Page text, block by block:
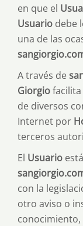
en que el
Usuario debe
una de las
A través de
Giorgiofacilita
de diversos
Internet por
terceros
El Usuario
con la
otro aviso o
conocimiento,